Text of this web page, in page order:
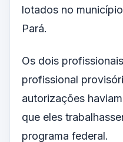
lotados no
Pará.
Os dois
profissional
autorizações
que eles
programa federal.